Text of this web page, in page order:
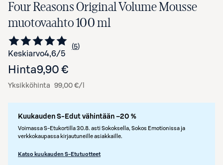
Four Reasons Original Volume Mousse
muotovaahto 100 ml
Keskiarvo4,6/5 Siirry arvioihin
5
kappaletta
Hinta9,90 €
Yksikköhinta 99,00 €/l
Kuukauden S-Edut vähintään –20 %
Voimassa S-Etukortilla 30.8. asti Sokoksella, Sokos Emotionissa ja
verkkokaupassa kirjautuneille asiakkaille.
Katso kuukauden S-Etutuotteet